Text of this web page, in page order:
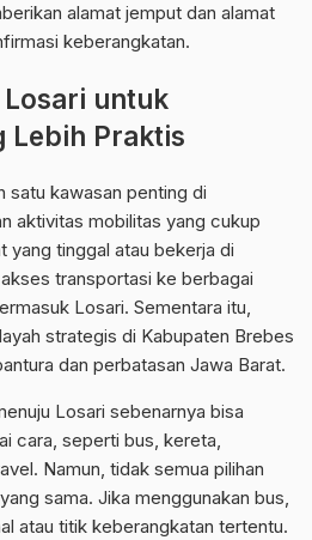
alamat jemput dan alamat
keberangkatan.
untuk
Lebih Praktis
satu kawasan penting di
aktivitas mobilitas yang cukup
yang tinggal atau bekerja di
transportasi ke berbagai
Losari. Sementara itu,
strategis di Kabupaten Brebes
dan perbatasan Jawa Barat.
Losari sebenarnya bisa
cara, seperti bus, kereta,
Namun, tidak semua pilihan
sama. Jika menggunakan bus,
atau titik keberangkatan tertentu.